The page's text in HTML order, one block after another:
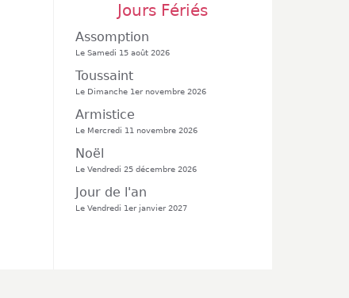
Jours Fériés
Assomption
Le Samedi 15 août 2026
Toussaint
Le Dimanche 1er novembre 2026
Armistice
Le Mercredi 11 novembre 2026
Noël
Le Vendredi 25 décembre 2026
Jour de l'an
Le Vendredi 1er janvier 2027